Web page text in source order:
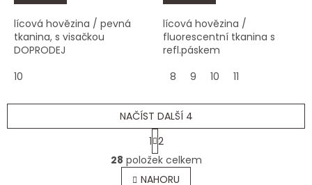
lícová hovězina / pevná
tkanina, s visačkou
DOPRODEJ
10
lícová hovězina /
fluorescentní tkanina s
refl.páskem
8
9 10 11
O
v
l
NAČÍST DALŠÍ 4
S
t
r
á
n
1 2
28 položek celkem
NAHORU